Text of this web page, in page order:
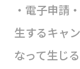
・電子申請
生するキャ
なって生じ